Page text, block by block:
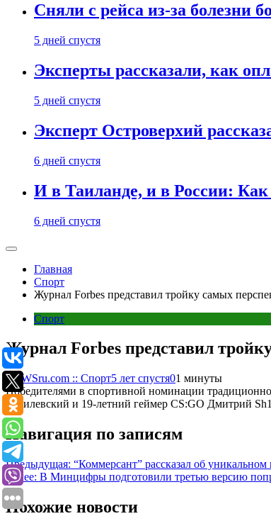
Сняли с рейса из-за болезни
5 дней спустя
Эксперты рассказали, как
5 дней спустя
Эксперт Островерхий
6 дней спустя
И в Таиланде, и в России:
6 дней спустя
Главная
Спорт
Журнал Forbes представил тройку самых
Спорт
Журнал Forbes представил
NEWSru.com :: Спорт5 лет спустя01 минуты
Победителями в спортивной номинации
Василевский и 19-летний геймер CS:GO Дмитрий
Навигация по записям
Предыдущая: “Коммерсант” рассказал об
Далее: В Минцифры подготовили третью версию
Похожие новости